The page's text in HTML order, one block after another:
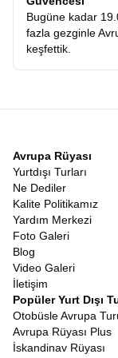
Ödediğiniz ücretin
ve en önemlisi ömür
alacağınızı garanti
Uygun Fiyatlı Orta
Kaliteden ödün
harcamanıza gerek
ve profesyonel
minimize ederek bu
yansıtıyoruz.
haline geliyor.
9 Günlük Orta Asya
Modern yaşamın en
programımızı,
yeri görebilecekleri
süren bu dopdolu
Her günün planı,
bir tempoda
baktığınızda, sanki
Bugüne kadar
fazla gezginle
keşfettik.
Avrupa Rüyası
Yurtdışı Turları
Ne Dediler
Kalite Politikamız
Yardım Merkezi
Foto Galeri
Blog
Video Galeri
İletişim
Popüler Yurt Dışı
Otobüsle Avrupa
Avrupa Rüyası Plus
İskandinav Rüyası